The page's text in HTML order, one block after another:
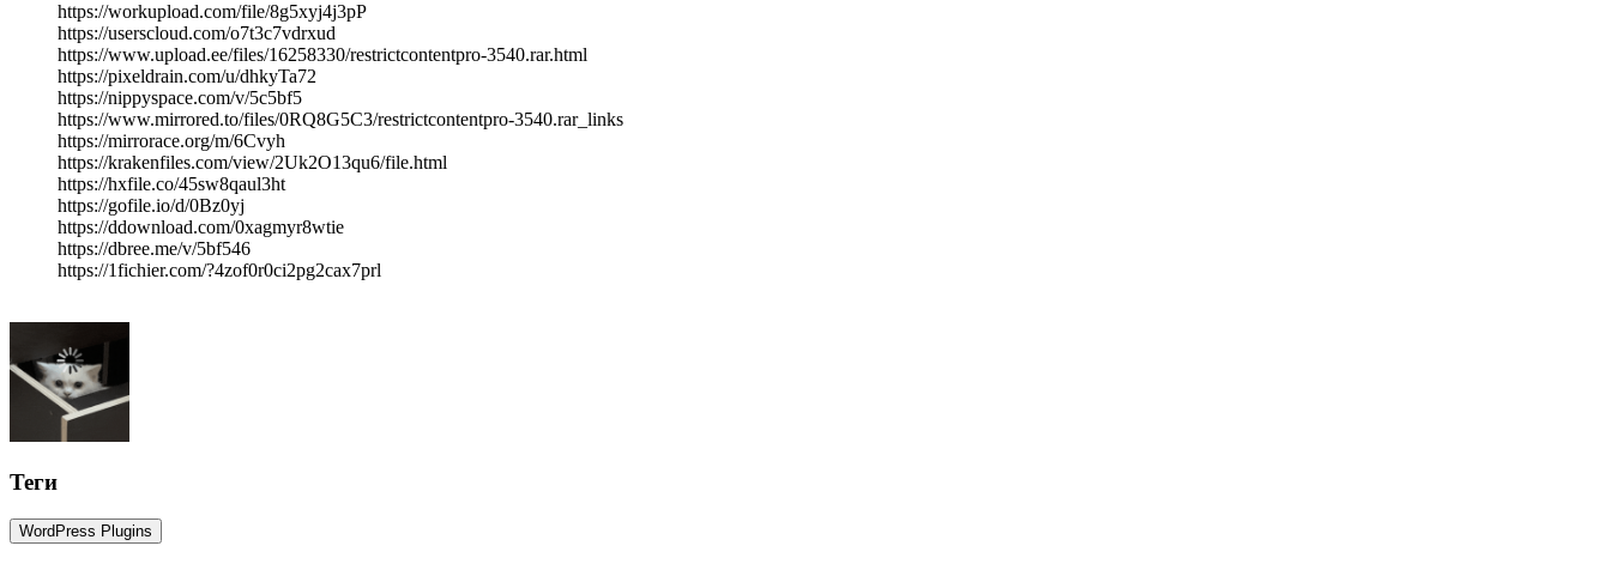
https://workupload.com/file/8g5xyj4j3pP
https://userscloud.com/o7t3c7vdrxud
https://www.upload.ee/files/16258330/restrictcontentpro-3540.rar.html
https://pixeldrain.com/u/dhkyTa72
https://nippyspace.com/v/5c5bf5
https://www.mirrored.to/files/0RQ8G5C3/restrictcontentpro-3540.rar_links
https://mirrorace.org/m/6Cvyh
https://krakenfiles.com/view/2Uk2O13qu6/file.html
https://hxfile.co/45sw8qaul3ht
https://gofile.io/d/0Bz0yj
https://ddownload.com/0xagmyr8wtie
https://dbree.me/v/5bf546
https://1fichier.com/?4zof0r0ci2pg2cax7prl
Теги
WordPress Plugins